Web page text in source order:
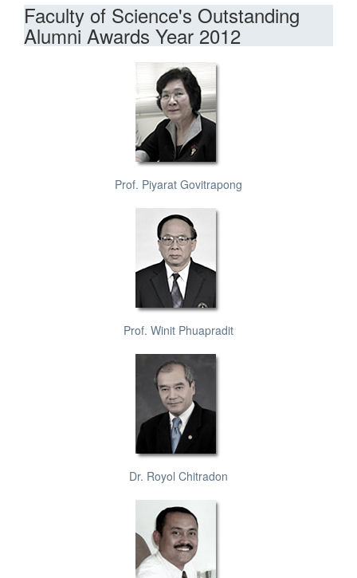
Faculty of Science's Outstanding
Alumni Awards Year 2012
Prof. Piyarat Govitrapong
Prof. Winit Phuapradit
Dr. Royol Chitradon